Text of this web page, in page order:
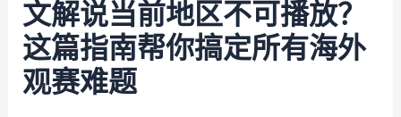
文解说当前地区不可播放？
这篇指南帮你搞定所有海外
观赛难题